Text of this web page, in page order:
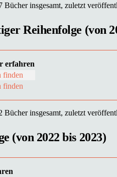
Bücher insgesamt, zuletzt
Reihenfolge (von
erfahren
finden
finden
Bücher insgesamt, zuletzt
(von 2022 bis 2023)